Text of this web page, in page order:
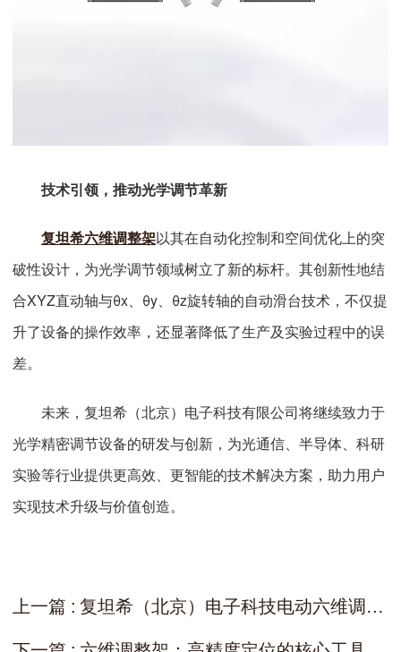
技术引领，推动光学调节革新
复坦希六维调整架以其在自动化控制和空间优化上的突
破性设计，为光学调节领域树立了新的标杆。其创新性地结
合XYZ直动轴与θx、θy、θz旋转轴的自动滑台技术，不仅提
升了设备的操作效率，还显著降低了生产及实验过程中的误
差。
未来，复坦希（北京）电子科技有限公司将继续致力于
光学精密调节设备的研发与创新，为光通信、半导体、科研
实验等行业提供更高效、更智能的技术解决方案，助力用户
实现技术升级与价值创造。
上一篇 : 复坦希（北京）电子科技电动六维调整架：精准调节，推动光学应用的未来